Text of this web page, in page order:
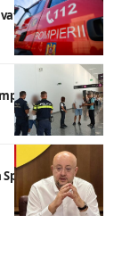
Mihăești